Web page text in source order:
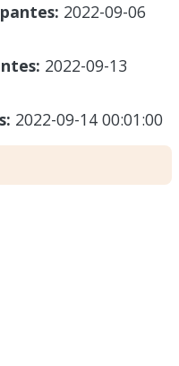
2022-09-06
2022-09-13
2022-09-14 00:01:00